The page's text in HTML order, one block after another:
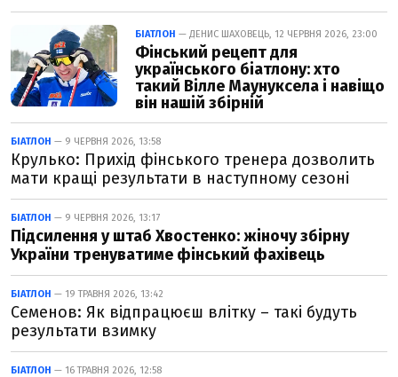
БІАТЛОН — ДЕНИС ШАХОВЕЦЬ, 12 ЧЕРВНЯ 2026, 23:00
Фінський рецепт для
українського біатлону: хто
такий Вілле Маунуксела і навіщо
він нашій збірній
БІАТЛОН — 9 ЧЕРВНЯ 2026, 13:58
Крулько: Прихід фінського тренера дозволить
мати кращі результати в наступному сезоні
БІАТЛОН — 9 ЧЕРВНЯ 2026, 13:17
Підсилення у штаб Хвостенко: жіночу збірну
України тренуватиме фінський фахівець
БІАТЛОН — 19 ТРАВНЯ 2026, 13:42
Семенов: Як відпрацюєш влітку – такі будуть
результати взимку
БІАТЛОН — 16 ТРАВНЯ 2026, 12:58